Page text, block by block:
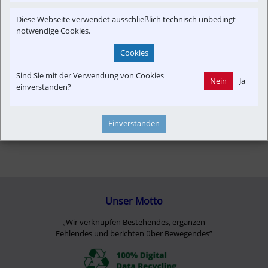
Unser Motto
„Wir verknüpfen Bestehendes, ergänzen
Fehlendes und berichten über Bewegendes”
Diese Webseite verwendet ausschließlich technisch unbedingt
notwendige Cookies.
Cookies
Sind Sie mit der Verwendung von Cookies
einverstanden?
Nein Ja
Einverstanden